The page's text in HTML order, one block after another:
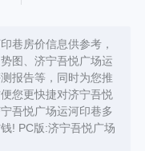
巷房价信息供参考，
图、济宁吾悦广场运
报告等，同时为您推
您更快捷对济宁吾悦
吾悦广场运河印巷多
! PC版:济宁吾悦广场